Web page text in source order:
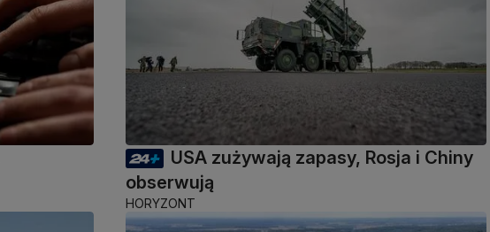
USA zużywają zapasy, Rosja i Chiny
obserwują
HORYZONT